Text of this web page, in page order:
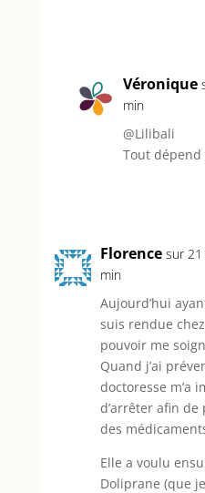
Véronique
min
@Lilibali
Tout
Florence sur
min
Aujourd’hui
suis rendue
pouvoir me
Quand j’ai
doctoresse m’a
d’arrêter afin
des
Elle a voulu
Doliprane (que